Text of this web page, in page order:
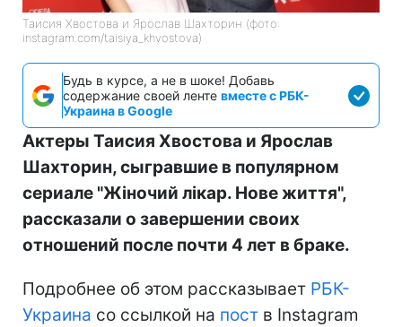
Таисия Хвостова и Ярослав Шахторин (фото:
instagram.com/taisiya_khvostova)
Будь в курсе, а не в шоке! Добавь
содержание своей ленте вместе с РБК-
Украина в Google
Актеры Таисия Хвостова и Ярослав
Шахторин, сыгравшие в популярном
сериале "Жіночий лікар. Нове життя",
рассказали о завершении своих
отношений после почти 4 лет в браке.
Подробнее об этом рассказывает РБК-
Украина со ссылкой на пост в Instagram